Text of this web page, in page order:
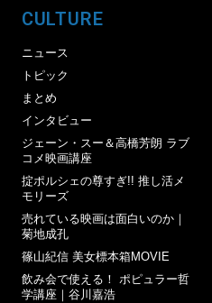
CULTURE
ニュース
トピック
まとめ
インタビュー
ジェーン・スー＆高橋芳朗 ラブ
コメ映画講座
掟ポルシェの尊すぎ!! 推し活メ
モリーズ
売れている映画は面白いのか｜
菊地成孔
篠山紀信 美女標本箱MOVIE
飲み会で使える！ ポピュラー哲
学講座｜谷川嘉浩